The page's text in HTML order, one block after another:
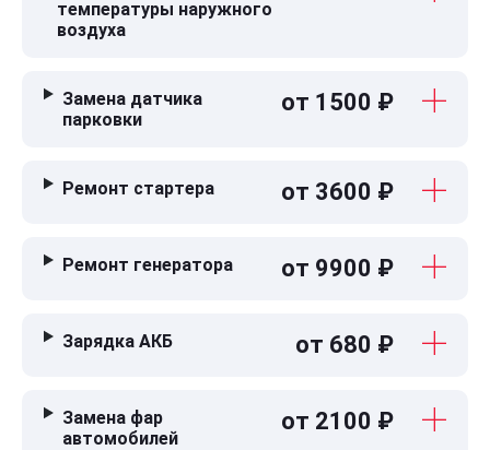
температуры наружного
воздуха
Замена датчика
парковки
от 1500 ₽
Ремонт стартера от 3600 ₽
Ремонт генератора от 9900 ₽
Зарядка АКБ от 680 ₽
Замена фар
автомобилей
от 2100 ₽